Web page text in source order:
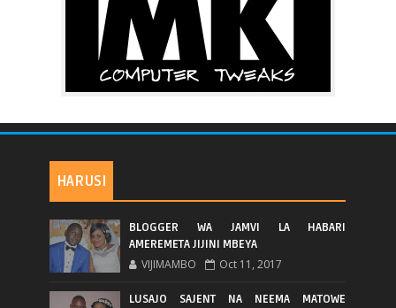
HARUSI
BLOGGER WA JAMVI LA HABARI
AMEREMETA JIJINI MBEYA
VIJIMAMBO Oct 11, 2017
LUSAJO SAJENT NA NEEMA MATOWE